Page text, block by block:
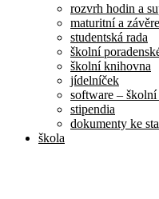
rozvrh hodin a
maturitní a
studentská rada
školní
školní knihovna
jídelníček
software – školní
stipendia
dokumenty ke
škola